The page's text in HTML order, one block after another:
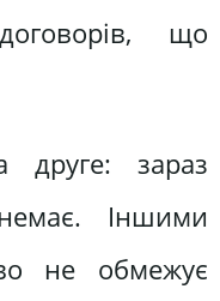
що
друге: зараз
Іншими
не обмежує